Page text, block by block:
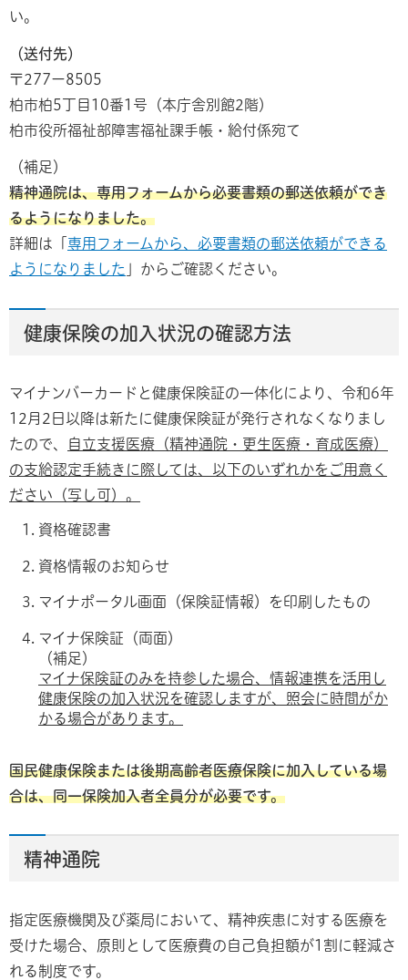
い。
（送付先）
〒277ー8505
柏市柏5丁目10番1号（本庁舎別館2階）
柏市役所福祉部障害福祉課手帳・給付係宛て
（補足）
精神通院は、専用フォームから必要書類の郵送依頼ができ
るようになりました。
詳細は「 専用フォームから、必要書類の郵送依頼ができる
ようになりました
」からご確認ください。
健康保険の加入状況の確認方法
マイナンバーカードと健康保険証の一体化により、令和6年
12月2日以降は新たに健康保険証が発行されなくなりまし
たので、
自立支援医療（精神通院・更生医療・育成医療）
の支給認定手続きに際しては、以下のいずれかをご用意く
ださい（写し可）。
資格確認書
資格情報のお知らせ
マイナポータル画面（保険証情報）を印刷したもの
マイナ保険証（両面）
（補足）
マイナ保険証のみを持参した場合、情報連携を活用し
健康保険の加入状況を確認しますが、照会に時間がか
かる場合があります。
国民健康保険または後期高齢者医療保険に加入している場
合は、同一保険加入者全員分が必要です。
精神通院
指定医療機関及び薬局において、精神疾患に対する医療を
受けた場合、原則として医療費の自己負担額が1割に軽減さ
れる制度です。